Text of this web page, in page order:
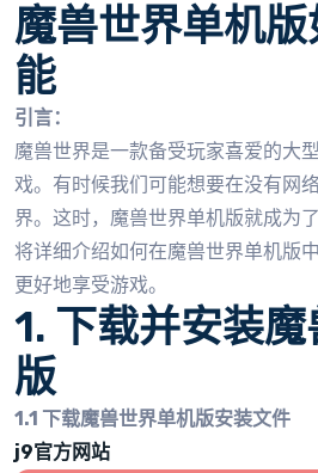
魔兽世界单机
能
引言：
魔兽世界是一款备受玩家喜爱的大
戏。有时候我们可能想要在没有网
界。这时，魔兽世界单机版就成为
将详细介绍如何在魔兽世界单机版
更好地享受游戏。
1. 下载并安装
版
1.1 下载魔兽世界单机版安装文件
j9官方网站